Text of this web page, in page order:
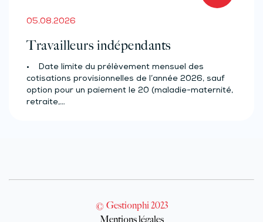
05.08.2026
Travailleurs indépendants
• Date limite du prélèvement mensuel des
cotisations provisionnelles de l’année 2026, sauf
option pour un paiement le 20 (maladie-maternité,
retraite,…
© Gestionphi 2023
Mentions légales